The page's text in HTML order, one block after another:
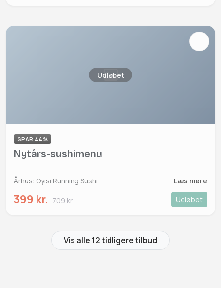
Udløbet
SPAR 44%
Nytårs-sushimenu
Århus: Oyisi Running Sushi Læs mere
399 kr. 709 kr. Udløbet
Vis alle 12 tidligere tilbud